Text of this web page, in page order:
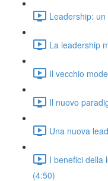
Leadership:
La leadership
Il vecchio
Il nuovo
Una nuova
I benefici della
(4:50)